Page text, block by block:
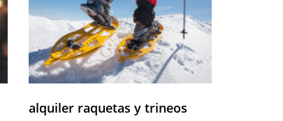
ALQUILER DE RAQUETAS
Y TRINEOS
alquiler raquetas y trineos